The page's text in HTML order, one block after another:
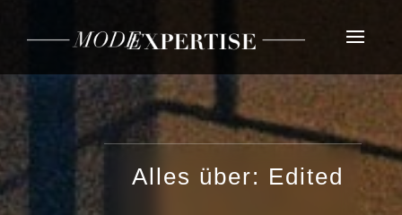
Alles über: Edited